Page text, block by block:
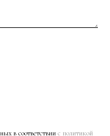
в соответствии с политикой